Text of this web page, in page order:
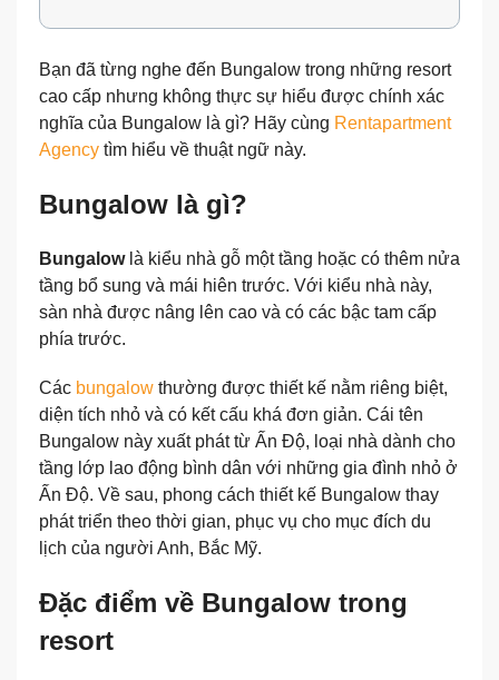
Bạn đã từng nghe đến Bungalow trong những resort
cao cấp nhưng không thực sự hiểu được chính xác
nghĩa của Bungalow là gì? Hãy cùng Rentapartment
Agency tìm hiểu về thuật ngữ này.
Bungalow là gì?
Bungalowlà kiểu nhà gỗ một tầng hoặc có thêm nửa
tầng bổ sung và mái hiên trước. Với kiểu nhà này,
sàn nhà được nâng lên cao và có các bậc tam cấp
phía trước.
Các bungalow thường được thiết kế nằm riêng biệt,
diện tích nhỏ và có kết cấu khá đơn giản. Cái tên
Bungalow này xuất phát từ Ấn Độ, loại nhà dành cho
tầng lớp lao động bình dân với những gia đình nhỏ ở
Ấn Độ. Về sau, phong cách thiết kế Bungalow thay
phát triển theo thời gian, phục vụ cho mục đích du
lịch của người Anh, Bắc Mỹ.
Đặc điểm về Bungalow trong
resort